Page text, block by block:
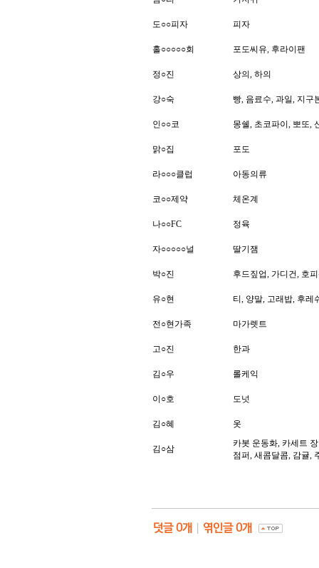
도○○피자 피자
홀○○○○○회 포도씨유, 후라이팬
정○진 상의, 하의
강○숙 빵, 음료수, 과일, 지구
인○○코 몽쉘, 초코파이, 뽀또,
맑○집 포도
라○○○클럽 아동의류
코○○제약 체온계
나○○FC 정육
자○○○○○널 딸기잼
박○진 후드짚업, 가디건, 호
유○현 티, 양말, 고래밥, 후레
전○현가족 마가렛트
고○진 한과
김 ○우 롤케익
이 ○호 도넛
김 ○혜 옷
김 ○삼
카봇 운동화, 카세트
점퍼, 새콤달콤, 감귤,
덧글0개 엮인글0개